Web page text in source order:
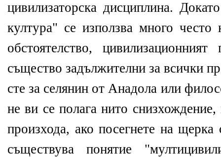
цивилизаторска дисциплина.
култура" се използва много често
обстоятелство,
същество задължителни за всички
сте за селянин от Анадола или
не ви се полага нито
произхода, ако посегнете на
съществува понятие